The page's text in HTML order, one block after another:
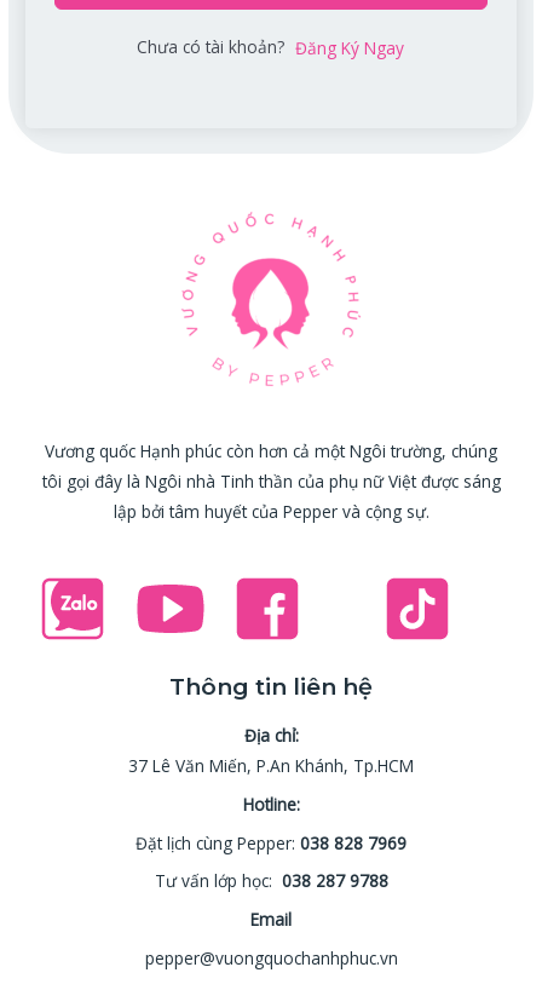
Chưa có tài khoản? Đăng Ký Ngay
Vương quốc Hạnh phúc còn hơn cả một Ngôi trường, chúng
tôi gọi đây là Ngôi nhà Tinh thần của phụ nữ Việt được sáng
lập bởi tâm huyết của Pepper và cộng sự.
Thông tin liên hệ
Địa chỉ:
37 Lê Văn Miến, P.An Khánh, Tp.HCM
Hotline:
Đặt lịch cùng Pepper: 038 828 7969
Tư vấn lớp học: 038 287 9788
Email
pepper@vuongquochanhphuc.vn